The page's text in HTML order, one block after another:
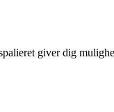
giver dig